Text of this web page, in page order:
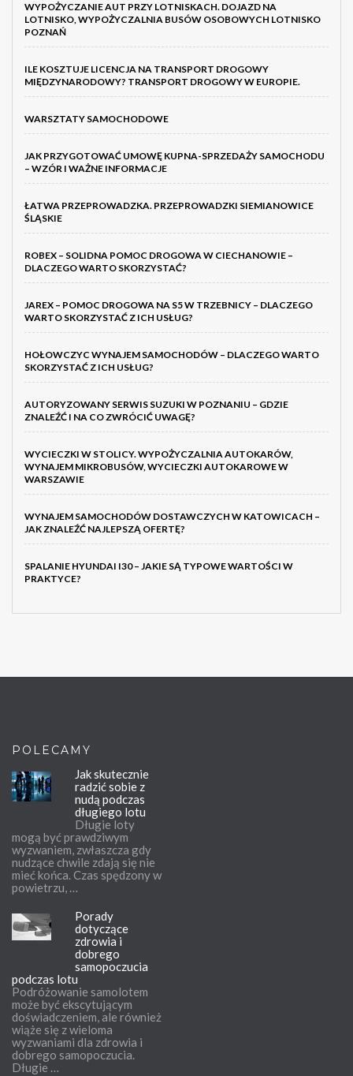
WYPOŻYCZANIE AUT PRZY LOTNISKACH. DOJAZD NA
LOTNISKO, WYPOŻYCZALNIA BUSÓW OSOBOWYCH LOTNISKO
POZNAŃ
ILE KOSZTUJE LICENCJA NA TRANSPORT DROGOWY
MIĘDZYNARODOWY? TRANSPORT DROGOWY W EUROPIE.
WARSZTATY SAMOCHODOWE
JAK PRZYGOTOWAĆ UMOWĘ KUPNA-SPRZEDAŻY SAMOCHODU
– WZÓR I WAŻNE INFORMACJE
ŁATWA PRZEPROWADZKA. PRZEPROWADZKI SIEMIANOWICE
ŚLĄSKIE
ROBEX – SOLIDNA POMOC DROGOWA W CIECHANOWIE –
DLACZEGO WARTO SKORZYSTAĆ?
JAREX – POMOC DROGOWA NA S5 W TRZEBNICY – DLACZEGO
WARTO SKORZYSTAĆ Z ICH USŁUG?
HOŁOWCZYC WYNAJEM SAMOCHODÓW – DLACZEGO WARTO
SKORZYSTAĆ Z ICH USŁUG?
AUTORYZOWANY SERWIS SUZUKI W POZNANIU – GDZIE
ZNALEŹĆ I NA CO ZWRÓCIĆ UWAGĘ?
WYCIECZKI W STOLICY. WYPOŻYCZALNIA AUTOKARÓW,
WYNAJEM MIKROBUSÓW, WYCIECZKI AUTOKAROWE W
WARSZAWIE
WYNAJEM SAMOCHODÓW DOSTAWCZYCH W KATOWICACH –
JAK ZNALEŹĆ NAJLEPSZĄ OFERTĘ?
SPALANIE HYUNDAI I30 – JAKIE SĄ TYPOWE WARTOŚCI W
PRAKTYCE?
POLECAMY
Jak skutecznie
radzić sobie z
nudą podczas
długiego lotu
Długie loty
mogą być prawdziwym
wyzwaniem, zwłaszcza gdy
nudzące chwile zdają się nie
mieć końca. Czas spędzony w
powietrzu, …
Porady
dotyczące
zdrowia i
dobrego
samopoczucia
podczas lotu
Podróżowanie samolotem
może być ekscytującym
doświadczeniem, ale również
wiąże się z wieloma
wyzwaniami dla zdrowia i
dobrego samopoczucia.
Długie …